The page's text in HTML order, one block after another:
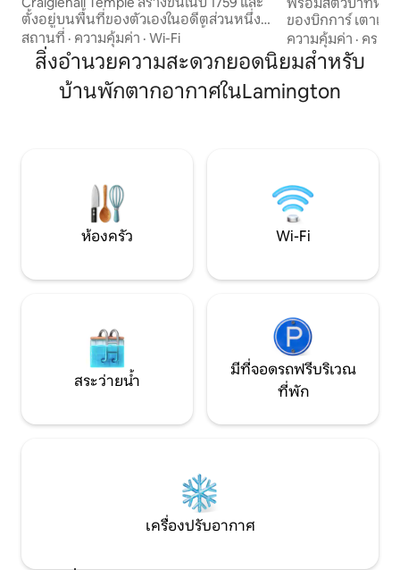
ตั้งอยู่บนพื้นที่ของตัวเองในอดีตส่วนหนึ่ง
ของ Craigiehall Estate อาคารนี้ได้รับการ
จัดให้อยู่ในระดับเกรด A เนื่องจากมีระเบียง
ที่สวยงามซึ่งแสดงตราสัญลักษณ์ของมาร์คี
สแห่งแอนแนนเดลคนที่ 1 แผ่นป้ายบนผนัง
มีคำกล่าวของโฮเรซ: "Dum Iicet in rebus
สถานที่ · ความคุ้มค่า · Wi-Fi
ของบิกการ์ เตาเผาฟืนและอุปกรณ์ทำ
อาหาร ถุงนอน/ห
ผ้าขนหนู/ฟืน/เทีย
แจ้ง (อุ่นน้ำของคุณ
แคมป์ วิวปุ๋ยหมักไป ยัง Coulter Fell & Tinto
Hill - การเดินป่าที่
ความคุ้มค่า · ครอบ
สิ่งอำนวยความสะดวกยอดนิยมสำหรับ
บ้านพักตากอากาศในLamington
ห้องครัว Wi-Fi
สระว่ายน้ำ
มีที่จอดรถฟรีบริเวณ
ที่พัก
เครื่องปรับอากาศ